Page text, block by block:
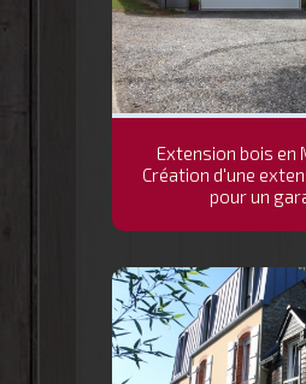
Extension bois en
Création d'une
pour un